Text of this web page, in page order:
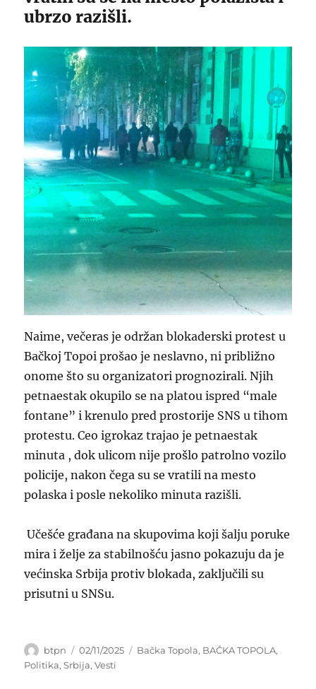
ubrzo razišli.
Naime, večeras je održan blokaderski protest u
Bačkoj Topoi prošao je neslavno, ni približno
onome što su organizatori prognozirali. Njih
petnaestak okupilo se na platou ispred “male
fontane” i krenulo pred prostorije SNS u tihom
protestu. Ceo igrokaz trajao je petnaestak
minuta , dok ulicom nije prošlo patrolno vozilo
policije, nakon čega su se vratili na mesto
polaska i posle nekoliko minuta razišli.
Učešće građana na skupovima koji šalju poruke
mira i želje za stabilnošću jasno pokazuju da je
većinska Srbija protiv blokada, zaključili su
prisutni u SNSu.
Author
btpn
Posted
on
02/11/2025 Categories
Bačka Topola, BAČKA TOPOLA,
Politika,Srbija,Vesti